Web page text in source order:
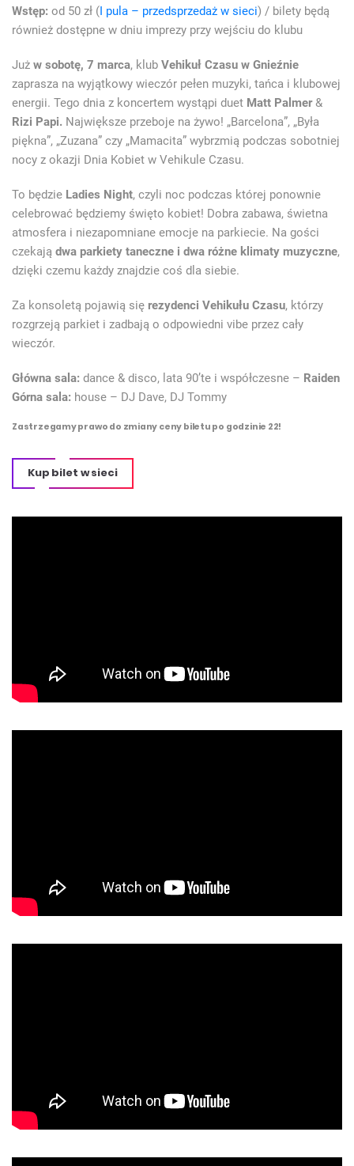
Wstęp: od 50 zł (I pula – przedsprzedaż w sieci) / bilety będą
również dostępne w dniu imprezy przy wejściu do klubu
Już w sobotę, 7 marca, klub Vehikuł Czasu w Gnieźnie
zaprasza na wyjątkowy wieczór pełen muzyki, tańca i klubowej
energii. Tego dnia z koncertem wystąpi duet Matt Palmer&
Rizi Papi. Największe przeboje na żywo! „Barcelona”, „Była
piękna”, „Zuzana” czy „Mamacita” wybrzmią podczas sobotniej
nocy z okazji Dnia Kobiet w Vehikule Czasu.
To będzie Ladies Night, czyli noc podczas której ponownie
celebrować będziemy święto kobiet! Dobra zabawa, świetna
atmosfera i niezapomniane emocje na parkiecie. Na gości
czekają dwa parkiety taneczne i dwa różne klimaty muzyczne,
dzięki czemu każdy znajdzie coś dla siebie.
Za konsoletą pojawią się rezydenci Vehikułu Czasu, którzy
rozgrzeją parkiet i zadbają o odpowiedni vibe przez cały
wieczór.
Główna sala: dance & disco, lata 90’te i współczesne – Raiden
Górna sala: house – DJ Dave, DJ Tommy
Zastrzegamy prawo do zmiany ceny biletu po godzinie 22!
Kup bilet w sieci